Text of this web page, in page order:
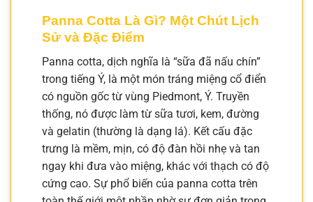
Panna Cotta Là Gì? Một Chút Lịch
Sử và Đặc Điểm
Panna cotta, dịch nghĩa là “sữa đã nấu chín”
trong tiếng Ý, là một món tráng miệng cổ điển
có nguồn gốc từ vùng Piedmont, Ý. Truyền
thống, nó được làm từ sữa tươi, kem, đường
và gelatin (thường là dạng lá). Kết cấu đặc
trưng là mềm, mịn, có độ đàn hồi nhẹ và tan
ngay khi đưa vào miệng, khác với thạch có độ
cứng cao. Sự phổ biến của panna cotta trên